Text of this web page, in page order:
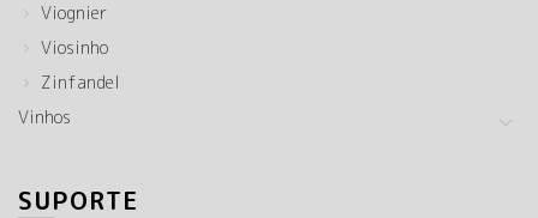
Viognier
Viosinho
Zinfandel
Vinhos
SUPORTE